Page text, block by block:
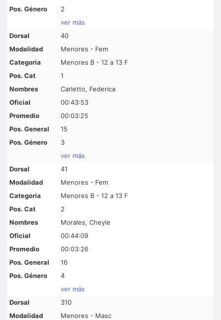
2
ver más
40
Menores - Fem
Menores B - 12 a 13 F
1
Carletto, Federica
00:43:53
00:03:25
15
3
ver más
41
Menores - Fem
Menores B - 12 a 13 F
2
Morales, Cheyle
00:44:09
00:03:26
16
4
ver más
310
Menores - Masc